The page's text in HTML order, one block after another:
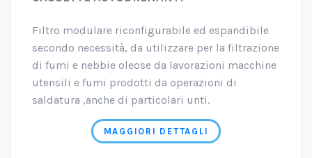
Filtro modulare riconfigurabile ed espandibile
secondo necessità, da utilizzare per la filtrazione
di fumi e nebbie oleose da lavorazioni macchine
utensili e fumi prodotti da operazioni di
saldatura ,anche di particolari unti.
MAGGIORI DETTAGLI